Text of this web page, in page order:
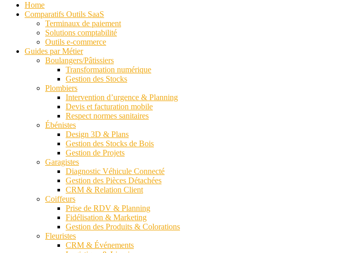
Home
Comparatifs Outils SaaS
Terminaux de paiement
Solutions comptabilité
Outils e-commerce
Guides par Métier
Boulangers/Pâtissiers
Transformation numérique
Gestion des Stocks
Plombiers
Intervention d’urgence & Planning
Devis et facturation mobile
Respect normes sanitaires
Ébénistes
Design 3D & Plans
Gestion des Stocks de Bois
Gestion de Projets
Garagistes
Diagnostic Véhicule Connecté
Gestion des Pièces Détachées
CRM & Relation Client
Coiffeurs
Prise de RDV & Planning
Fidélisation & Marketing
Gestion des Produits & Colorations
Fleuristes
CRM & Événements